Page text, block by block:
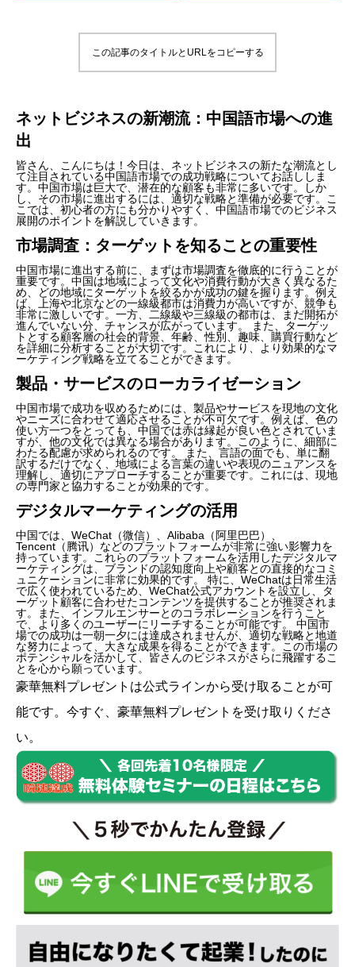
この記事のタイトルとURLをコピーする
ネットビジネスの新潮流：中国語市場への進
出
皆さん、こんにちは！今日は、ネットビジネスの新たな潮流とし
て注目されている中国語市場での成功戦略についてお話ししま
す。中国市場は巨大で、潜在的な顧客も非常に多いです。しか
し、その市場に進出するには、適切な戦略と準備が必要です。こ
こでは、初心者の方にも分かりやすく、中国語市場でのビジネス
展開のポイントを解説していきます。
市場調査：ターゲットを知ることの重要性
中国市場に進出する前に、まずは市場調査を徹底的に行うことが
重要です。中国は地域によって文化や消費行動が大きく異なるた
め、どの地域にターゲットを絞るかが成功の鍵を握ります。例え
ば、上海や北京などの一線級都市は消費力が高いですが、競争も
非常に激しいです。一方、二線級や三線級の都市は、まだ開拓が
進んでいない分、チャンスが広がっています。 また、ターゲッ
トとする顧客層の社会的背景、年齢、性別、趣味、購買行動など
を詳細に分析することが大切です。これにより、より効果的なマ
ーケティング戦略を立てることができます。
製品・サービスのローカライゼーション
中国市場で成功を収めるためには、製品やサービスを現地の文化
やニーズに合わせて適応させることが不可欠です。例えば、色の
使い方一つをとっても、中国では赤は縁起が良い色とされていま
すが、他の文化では異なる場合があります。このように、細部に
わたる配慮が求められるのです。 また、言語の面でも、単に翻
訳するだけでなく、地域による言葉の違いや表現のニュアンスを
理解し、適切にアプローチすることが重要です。これには、現地
の専門家と協力することが効果的です。
デジタルマーケティングの活用
中国では、WeChat（微信）、Alibaba（阿里巴巴）、
Tencent（腾讯）などのプラットフォームが非常に強い影響力を
持っています。これらのプラットフォームを活用したデジタルマ
ーケティングは、ブランドの認知度向上や顧客との直接的なコミ
ュニケーションに非常に効果的です。 特に、WeChatは日常生活
で広く使われているため、WeChat公式アカウントを設立し、タ
ーゲット顧客に合わせたコンテンツを提供することが推奨されま
す。また、インフルエンサーとのコラボレーションを行うこと
で、より多くのユーザーにリーチすることが可能です。 中国市
場での成功は一朝一夕には達成されませんが、適切な戦略と地道
な努力によって、大きな成果を得ることができます。この市場の
ポテンシャルを活かして、皆さんのビジネスがさらに飛躍するこ
とを心から願っています。
豪華無料プレゼントは公式ラインから受け取ることが可
能です。今すぐ、豪華無料プレゼントを受け取りくださ
い。